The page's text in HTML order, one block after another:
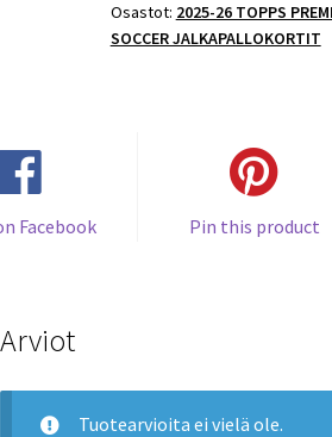
BASE
#2
Osastot: 2025-26 TOPPS
SOCCER JALKAPALLOKORTIT
Facebook Pin this product
Arviot
Tuotearvioita ei vielä ole.